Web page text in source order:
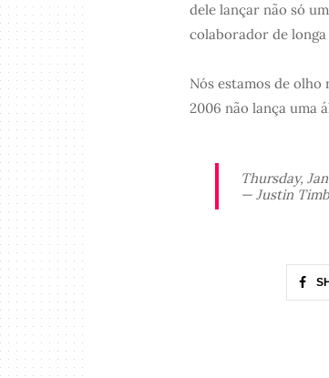
dele lançar não só
colaborador de longa
Nós estamos de
2006 não lança uma
Thursday,
— Justin